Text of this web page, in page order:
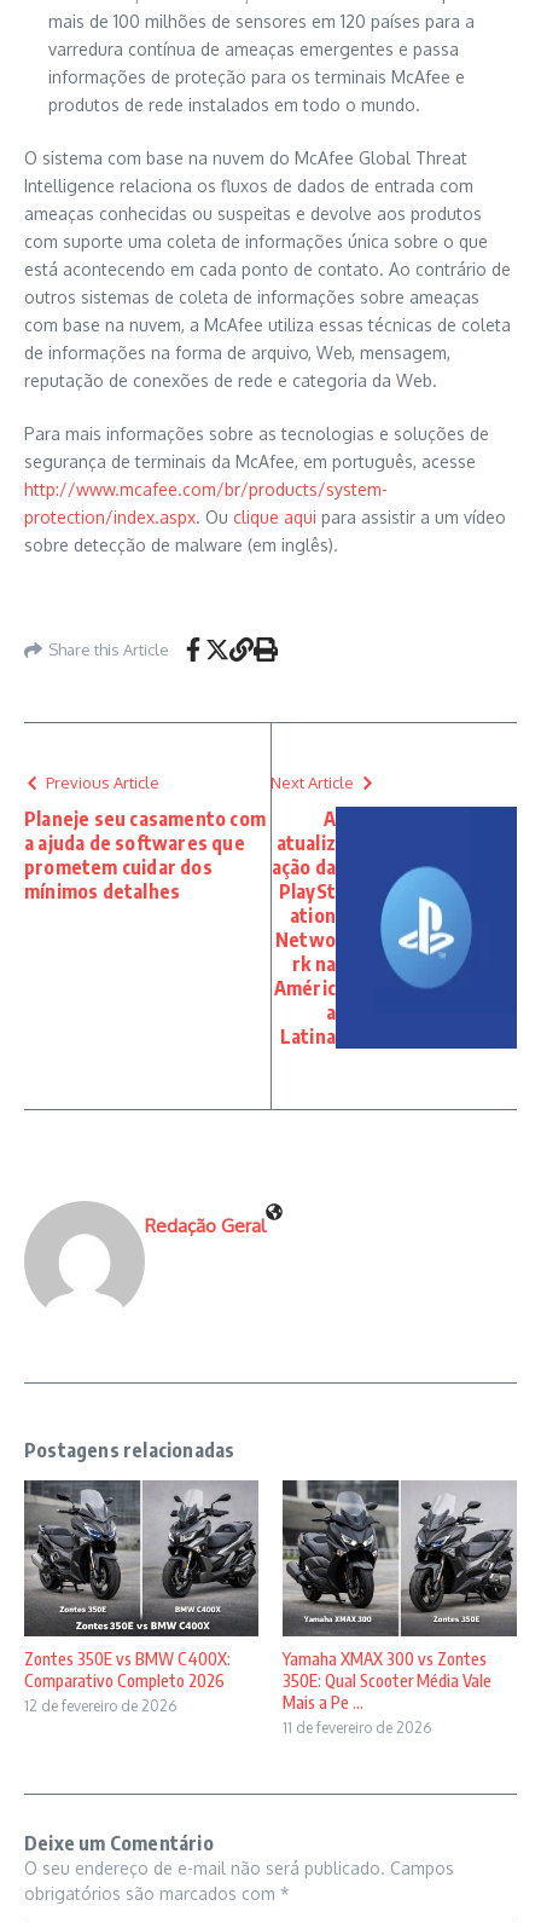
mais de 100 milhões de sensores em 120 países para a
varredura contínua de ameaças emergentes e passa
informações de proteção para os terminais McAfee e
produtos de rede instalados em todo o mundo.
O sistema com base na nuvem do McAfee Global Threat
Intelligence relaciona os fluxos de dados de entrada com
ameaças conhecidas ou suspeitas e devolve aos produtos
com suporte uma coleta de informações única sobre o que
está acontecendo em cada ponto de contato. Ao contrário de
outros sistemas de coleta de informações sobre ameaças
com base na nuvem, a McAfee utiliza essas técnicas de coleta
de informações na forma de arquivo, Web, mensagem,
reputação de conexões de rede e categoria da Web.
Para mais informações sobre as tecnologias e soluções de
segurança de terminais da McAfee, em português, acesse
http://www.mcafee.com/br/products/system-
protection/index.aspx. Ou clique aqui para assistir a um vídeo
sobre detecção de malware (em inglês).
Share this Article
Previous Article
Planeje seu casamento com
a ajuda de softwares que
prometem cuidar dos
mínimos detalhes
Next Article
A
atualiz
ação da
PlaySt
ation
Netwo
rk na
Améric
a
Latina
Redação Geral
Postagens relacionadas
Zontes 350E vs BMW C400X:
Comparativo Completo 2026
12 de fevereiro de 2026
Yamaha XMAX 300 vs Zontes
350E: Qual Scooter Média Vale
Mais a Pe ...
11 de fevereiro de 2026
Deixe um Comentário
O seu endereço de e-mail não será publicado. Campos
obrigatórios são marcados com *